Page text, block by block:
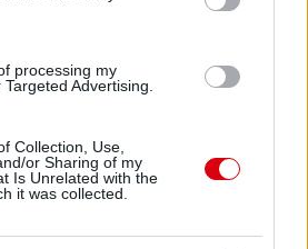
processing my
Advertising.
Collection, Use,
or Sharing of my
Is Unrelated with the
it was collected.